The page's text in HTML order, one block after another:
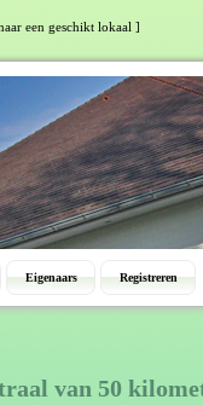
een geschikt lokaal ]
Eigenaars Registreren
van 50